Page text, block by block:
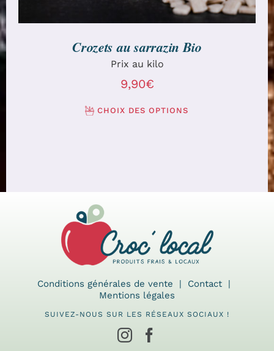
Crozets au sarrazin Bio
Prix au kilo
9,90€
CHOIX DES OPTIONS
Conditions générales de vente
Contact
Mentions légales
SUIVEZ-NOUS SUR LES RÉSEAUX SOCIAUX !